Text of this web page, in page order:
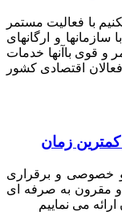
با فعالیت مستمر
و ارگانهای
و قوی باآنها خدمات
اقتصادی کشور
کمترین زمان
و خصوصی و برقراری
و مقرون به صرفه ای
می نماییم